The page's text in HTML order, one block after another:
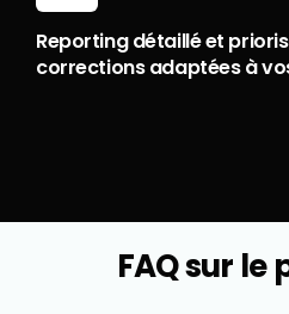
Reporting détaillé et
corrections adaptées à
FAQ sur le